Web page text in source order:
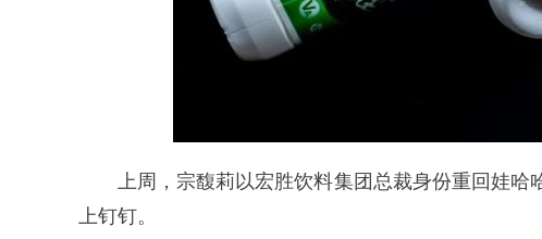
上周，宗馥莉以宏胜饮料集团总裁身份重回娃哈
上钉钉。